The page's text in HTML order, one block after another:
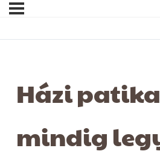
Házi
mindig